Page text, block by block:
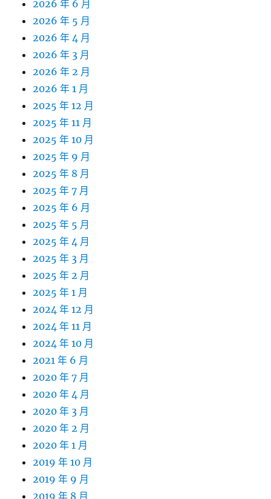
2026 年 6 月
2026 年 5 月
2026 年 4 月
2026 年 3 月
2026 年 2 月
2026 年 1 月
2025 年 12 月
2025 年 11 月
2025 年 10 月
2025 年 9 月
2025 年 8 月
2025 年 7 月
2025 年 6 月
2025 年 5 月
2025 年 4 月
2025 年 3 月
2025 年 2 月
2025 年 1 月
2024 年 12 月
2024 年 11 月
2024 年 10 月
2021 年 6 月
2020 年 7 月
2020 年 4 月
2020 年 3 月
2020 年 2 月
2020 年 1 月
2019 年 10 月
2019 年 9 月
2019 年 8 月